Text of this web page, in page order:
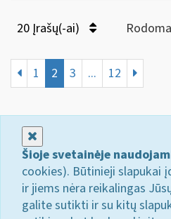
20 Įrašų(-ai)
1 2 3 ... 12
Šioje svetainėje
cookies). Būtinieji slapukai
ir jiems nėra reikalingas
galite sutikti ir su kitų